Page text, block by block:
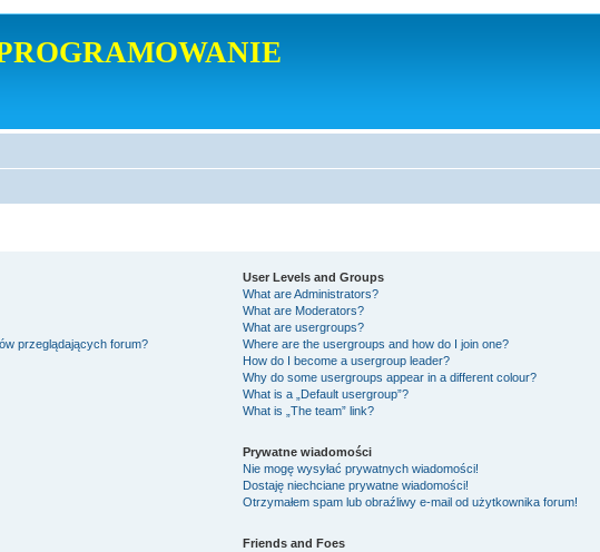
przeglądających forum?
User Levels and Groups
What are Administrators?
What are Moderators?
What are usergroups?
Where are the usergroups and how do I join one?
How do I become a usergroup leader?
Why do some usergroups appear in a different colour?
What is a „Default usergroup”?
What is „The team” link?
Prywatne wiadomości
Nie mogę wysyłać prywatnych wiadomości!
Dostaję niechciane prywatne wiadomości!
Otrzymałem spam lub obraźliwy e-mail od użytkownika forum!
Friends and Foes